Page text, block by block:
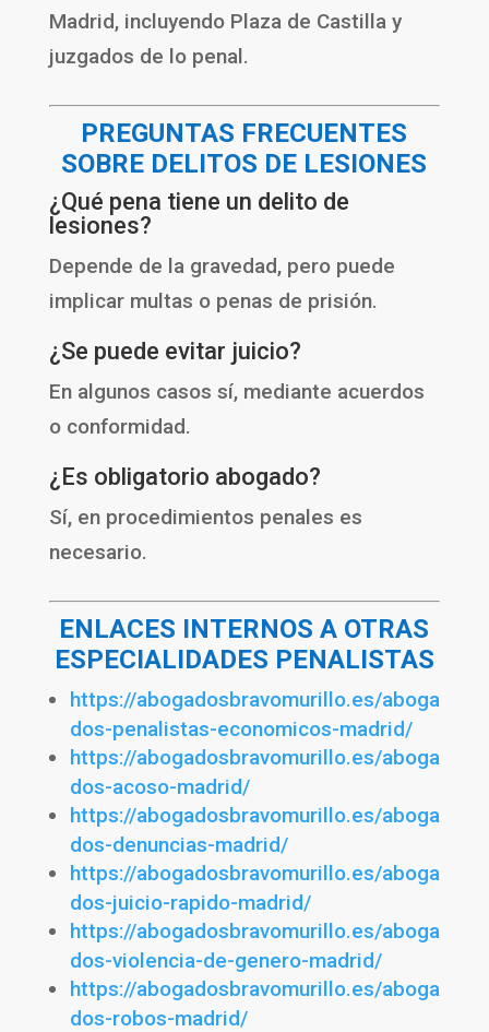
Madrid, incluyendo Plaza de Castilla y
juzgados de lo penal.
PREGUNTAS FRECUENTES
SOBRE DELITOS DE LESIONES
¿Qué pena tiene un delito de
lesiones?
Depende de la gravedad, pero puede
implicar multas o penas de prisión.
¿Se puede evitar juicio?
En algunos casos sí, mediante acuerdos
o conformidad.
¿Es obligatorio abogado?
Sí, en procedimientos penales es
necesario.
ENLACES INTERNOS A OTRAS
ESPECIALIDADES PENALISTAS
https://abogadosbravomurillo.es/aboga
dos-penalistas-economicos-madrid/
https://abogadosbravomurillo.es/aboga
dos-acoso-madrid/
https://abogadosbravomurillo.es/aboga
dos-denuncias-madrid/
https://abogadosbravomurillo.es/aboga
dos-juicio-rapido-madrid/
https://abogadosbravomurillo.es/aboga
dos-violencia-de-genero-madrid/
https://abogadosbravomurillo.es/aboga
dos-robos-madrid/